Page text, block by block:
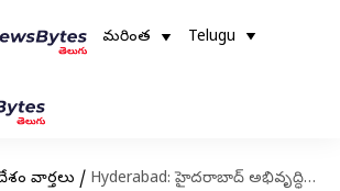
మరింత Telugu
వార్తలు / Hyderabad: హైదరాబాద్ అభివృద్ధిపై జీహెచ్‌ఎంసీ ఫోకస్.. కూడళ్ల విస్తరణ, ఫుట్ పాత్‌ల అభివృద్ధికి భారీగా నిధులు